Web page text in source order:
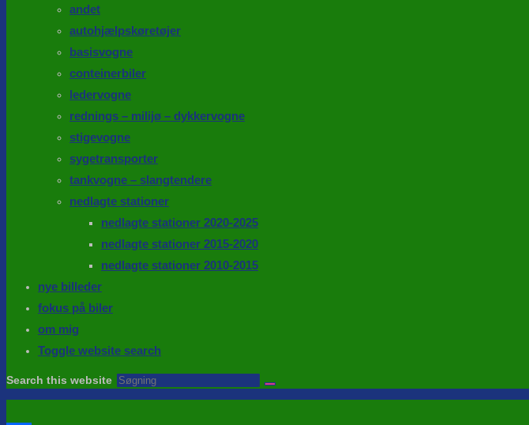
andet
autohjælpskøretøjer
basisvogne
conteinerbiler
ledervogne
rednings – milijø – dykkervogne
stigevogne
sygetransporter
tankvogne – slangtendere
nedlagte stationer
nedlagte stationer 2020-2025
nedlagte stationer 2015-2020
nedlagte stationer 2010-2015
nye billeder
fokus på biler
om mig
Toggle website search
Search this website